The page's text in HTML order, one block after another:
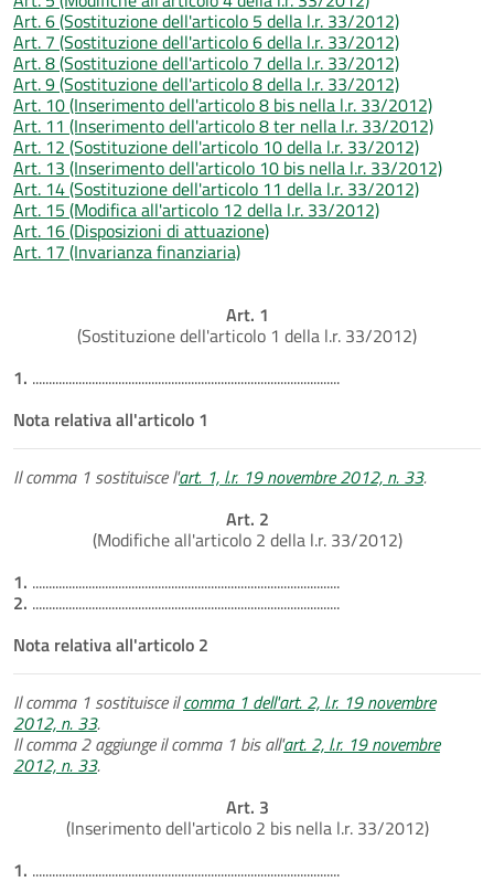
Art. 6 (Sostituzione dell'articolo 5 della l.r. 33/2012)
Art. 7 (Sostituzione dell'articolo 6 della l.r. 33/2012)
Art. 8 (Sostituzione dell'articolo 7 della l.r. 33/2012)
Art. 9 (Sostituzione dell'articolo 8 della l.r. 33/2012)
Art. 10 (Inserimento dell'articolo 8 bis nella l.r. 33/2012)
Art. 11 (Inserimento dell'articolo 8 ter nella l.r. 33/2012)
Art. 12 (Sostituzione dell'articolo 10 della l.r. 33/2012)
Art. 13 (Inserimento dell'articolo 10 bis nella l.r. 33/2012)
Art. 14 (Sostituzione dell'articolo 11 della l.r. 33/2012)
Art. 15 (Modifica all'articolo 12 della l.r. 33/2012)
Art. 16 (Disposizioni di attuazione)
Art. 17 (Invarianza finanziaria)
Art. 1
(Sostituzione dell'articolo 1 della l.r. 33/2012)
1. .............................................................................................
Nota relativa all'articolo 1
Il comma 1 sostituisce l'art. 1, l.r. 19 novembre 2012, n. 33.
Art. 2
(Modifiche all'articolo 2 della l.r. 33/2012)
1. .............................................................................................
2. .............................................................................................
Nota relativa all'articolo 2
Il comma 1 sostituisce ilcomma 1 dell'art. 2, l.r. 19 novembre
2012, n. 33.
Il comma 2 aggiunge il comma 1 bis all'art. 2, l.r. 19 novembre
2012, n. 33.
Art. 3
(Inserimento dell'articolo 2 bis nella l.r. 33/2012)
1. .............................................................................................